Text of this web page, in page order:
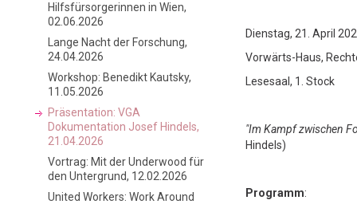
Hilfsfürsorgerinnen in Wien,
02.06.2026
Lange Nacht der Forschung,
24.04.2026
Workshop: Benedikt Kautsky,
11.05.2026
Präsentation: VGA
Dokumentation Josef Hindels,
21.04.2026
Vortrag: Mit der Underwood für
den Untergrund, 12.02.2026
United Workers: Work Around
Dienstag, 21. April
Vorwärts-Haus,
Lesesaal, 1. Stock
"Im Kampf zwischen
Hindels)
Programm: